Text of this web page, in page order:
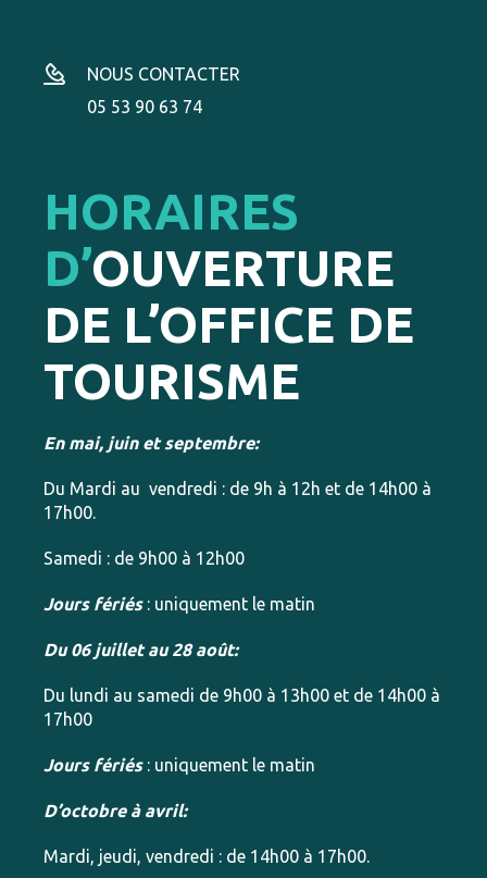
NOUS CONTACTER
05 53 90 63 74
HORAIRES
D’OUVERTURE
DE L’OFFICE DE
TOURISME
En mai, juin et septembre:
Du Mardi au vendredi : de 9h à 12h et de 14h00 à
17h00.
Samedi : de 9h00 à 12h00
Jours fériés: uniquement le matin
Du 06 juillet au 28 août:
Du lundi au samedi de 9h00 à 13h00 et de 14h00 à
17h00
Jours fériés: uniquement le matin
D’octobre à avril:
Mardi, jeudi, vendredi : de 14h00 à 17h00.